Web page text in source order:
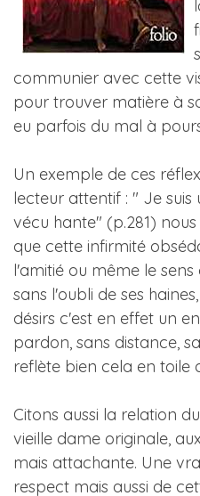
communier avec cette
pour trouver matière à
eu parfois du mal à
Un exemple de ces
lecteur attentif : " Je
vécu hante" (p.281)
que cette infirmité
l'amitié ou même le
sans l'oubli de ses
désirs c'est en effet un
pardon, sans distance,
reflète bien cela en toile
Citons aussi la relation
vieille dame originale,
mais attachante. Une
respect mais aussi de